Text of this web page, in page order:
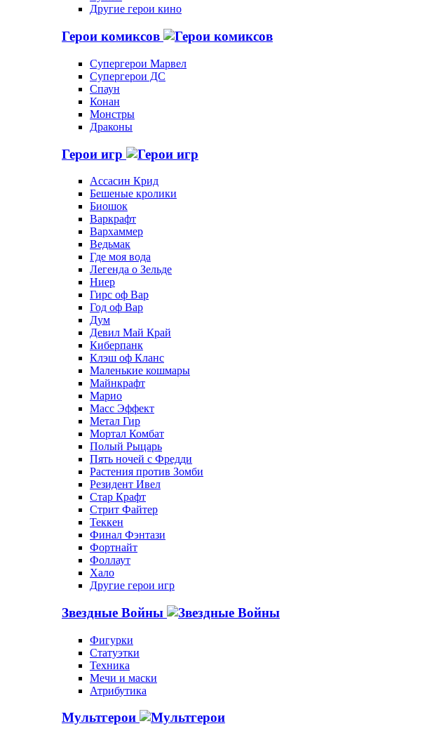
Другие герои кино
Герои комиксов
Супергерои Марвел
Супергерои ДС
Спаун
Конан
Монстры
Драконы
Герои игр
Ассасин Крид
Бешеные кролики
Биошок
Варкрафт
Вархаммер
Ведьмак
Где моя вода
Легенда о Зельде
Ниер
Гирс оф Вар
Год оф Вар
Дум
Девил Май Край
Киберпанк
Клэш оф Кланс
Маленькие кошмары
Майнкрафт
Марио
Масс Эффект
Метал Гир
Мортал Комбат
Полый Рыцарь
Пять ночей с Фредди
Растения против Зомби
Резидент Ивел
Стар Крафт
Стрит Файтер
Теккен
Финал Фэнтази
Фортнайт
Фоллаут
Хало
Другие герои игр
Звездные Войны
Фигурки
Статуэтки
Техника
Мечи и маски
Атрибутика
Мультгерои